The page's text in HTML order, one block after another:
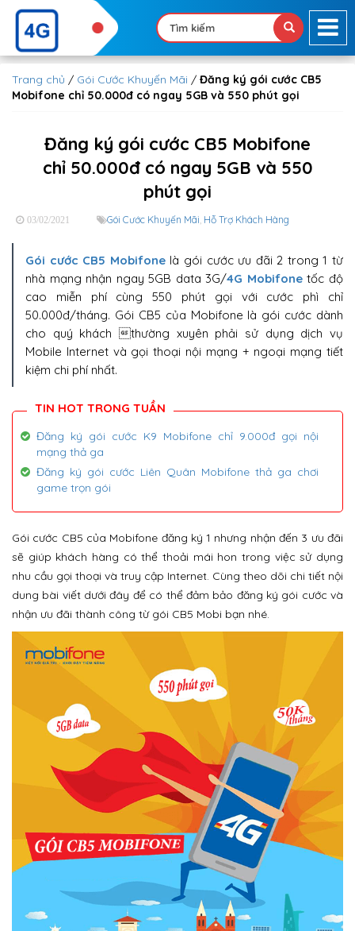
Trang chủ / Gói Cước Khuyến Mãi / Đăng ký gói cước CB5
Mobifone chỉ 50.000đ có ngay 5GB và 550 phút gọi
Đăng ký gói cước CB5 Mobifone
chỉ 50.000đ có ngay 5GB và 550
phút gọi
03/02/2021 Gói Cước Khuyến Mãi, Hỗ Trợ Khách Hàng
Gói cước CB5 Mobifonelà gói cước ưu đãi 2 trong 1 từ
nhà mạng nhận ngay 5GB data 3G/4G Mobifonetốc độ
cao miễn phí cùng 550 phút gọi với cước phì chỉ
50.000đ/tháng. Gói CB5 của Mobifone là gói cước dành
cho quý khách thường xuyên phải sử dụng dịch vụ
Mobile Internet và gọi thoại nội mạng + ngoại mạng tiết
kiệm chi phí nhất.
Đăng ký gói cước K9 Mobifone chỉ 9.000đ gọi nội
mạng thả ga
Đăng ký gói cước Liên Quân Mobifone thả ga chơi
game trọn gói
Gói cước CB5 của Mobifone đăng ký 1 nhưng nhận đến 3 ưu đãi
sẽ giúp khách hàng có thể thoải mái hon trong việc sử dụng
nhu cầu gọi thoại và truy cập Internet. Cùng theo dõi chi tiết nội
dung bài viết dưới đây để có thể đảm bảo đăng ký gói cước và
nhận ưu đãi thành công từ gói CB5 Mobi bạn nhé.